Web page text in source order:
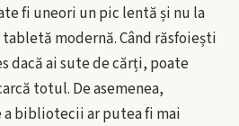
fi uneori un pic lentă și nu la
modernă. Când răsfoiești
dacă ai sute de cărți, poate
totul. De asemenea,
bibliotecii ar putea fi mai